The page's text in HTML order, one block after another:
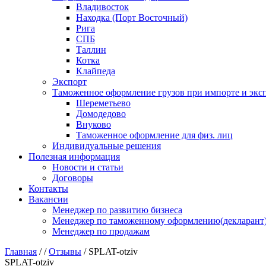
Владивосток
Находка (Порт Восточный)
Рига
СПБ
Таллин
Котка
Клайпеда
Экспорт
Таможенное оформление грузов при импорте и
Шереметьево
Домодедово
Внуково
Таможенное оформление для физ. лиц
Индивидуальные решения
Полезная информация
Новости и статьи
Договоры
Контакты
Вакансии
Менеджер по развитию бизнеса
Менеджер по таможенному
Менеджер по продажам
Главная //Отзывы / SPLAT-otziv
SPLAT-otziv